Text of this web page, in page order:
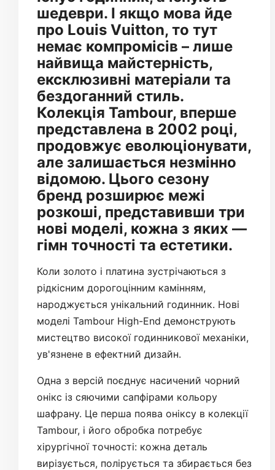
шедеври. І якщо мова йде
про Louis Vuitton, то тут
немає компромісів – лише
найвища майстерність,
ексклюзивні матеріали та
бездоганний стиль.
Колекція Tambour, вперше
представлена ​​в 2002 році,
продовжує еволюціонувати,
але залишається незмінно
відомою. Цього сезону
бренд розширює межі
розкоші, представивши три
нові моделі, кожна з яких —
гімн точності та естетики.
Коли золото і платина зустрічаються з
рідкісним дорогоцінним камінням,
народжується унікальний годинник. Нові
моделі Tambour High-End демонструють
мистецтво високої годинникової механіки,
ув'язнене в ефектний дизайн.
Одна з версій поєднує насичений чорний
онікс із сяючими сапфірами кольору
шафрану. Це перша поява оніксу в колекції
Tambour, і його обробка потребує
хірургічної точності: кожна деталь
вирізується, полірується та збирається без